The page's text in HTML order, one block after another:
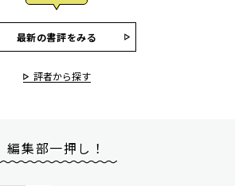
最新の書評をみる
評者から探す
編集部一押し！